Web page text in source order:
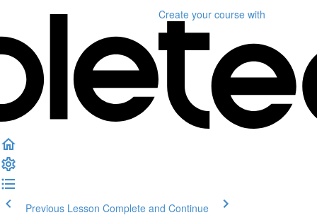
Create your course with
Previous Lesson Complete and Continue